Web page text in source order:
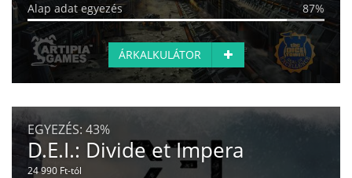
Alap adat egyezés 87%
ÁRKALKULÁTOR
EGYEZÉS: 43%
D.E.I.: Divide et Impera
24 990 Ft-tól